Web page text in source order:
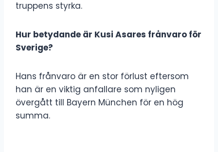
truppens styrka.
Hur betydande är Kusi Asares frånvaro för
Sverige?
Hans frånvaro är en stor förlust eftersom
han är en viktig anfallare som nyligen
övergått till Bayern München för en hög
summa.